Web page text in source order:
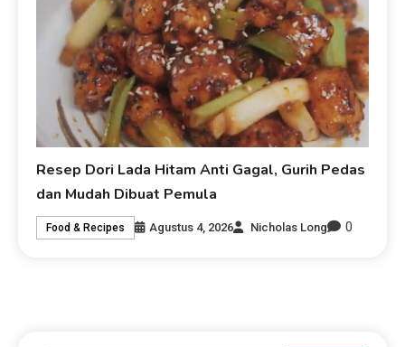
Resep Dori Lada Hitam Anti Gagal, Gurih Pedas
dan Mudah Dibuat Pemula
Food & Recipes Agustus 4, 2026 Nicholas Long 0